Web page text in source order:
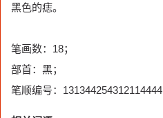
黑色的痣。
笔画数：18；
部首：黑；
笔顺编号：131344254312114444